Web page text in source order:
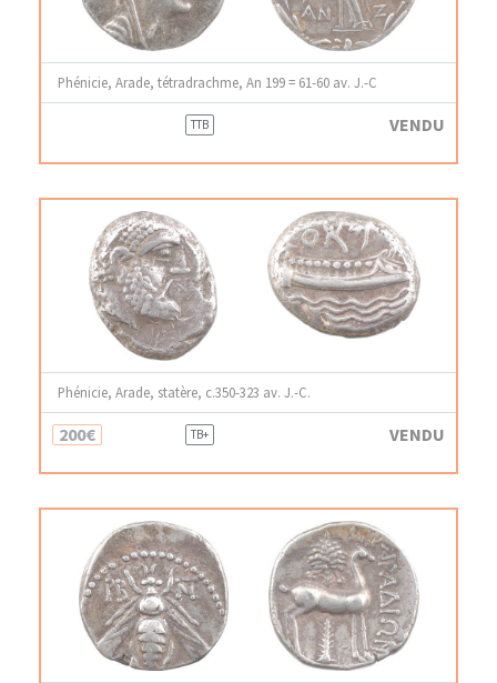
Phénicie, Arade, tétradrachme, An 199 = 61-60 av. J.-C
TTB VENDU
Phénicie, Arade, statère, c.350-323 av. J.-C.
200€ TB+ VENDU